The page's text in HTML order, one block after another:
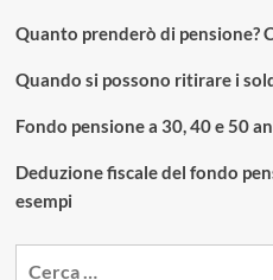
Quanto prenderò di pensione?
Quando si possono ritirare i
Fondo pensione a 30, 40 e 50
Deduzione fiscale del fondo
esempi